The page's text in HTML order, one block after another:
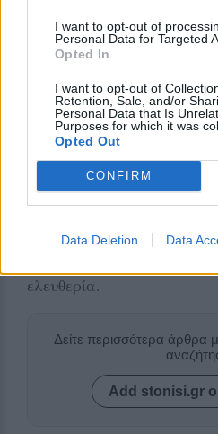
I want to opt-out of
Personal Data for Targeted
Opted In
I want to opt-out of
Retention, Sale, and/or
Personal Data that Is
Purposes for which it was
Opted Out
CONFIRM
Data Deletion Data
προσφέροντας στους
ευκαιρία για ανταλλαγή
συζήτηση γύρω από τα
θίχτηκαν.
Με τη δράση αυτή, ο
Μακεδόνων συνεχίζει να
της ιστορικής μνήμης και να
παρελθόν με το παρόν σε
ελευθερία.
Δείτε περισσότερα άρθρα
Add stonisi.gr